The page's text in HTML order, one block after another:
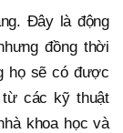
Đây là động
đồng thời
họ sẽ có được
các kỹ thuật
khoa học và